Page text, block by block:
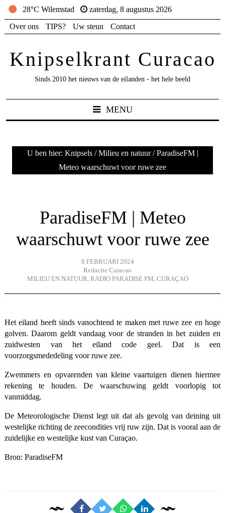
28°C Wilemstad
zaterdag, 8 augustus 2026
Over ons
TIPS? Uw steun Contact
Knipselkrant Curacao
Sinds 2010 het nieuws van de eilanden - het hele beeld
MENU
U ben hier: Knipsels / Milieu en natuur / ParadiseFM |
Meteo waarschuwt voor ruwe zee
ParadiseFM | Meteo
waarschuwt voor ruwe zee
8 FEBRUARI 2024
Redactie Curacao
MILIEU EN NATUUR, RADIO PARADISE FM, CURAÇAO
Het eiland heeft sinds vanochtend te maken met ruwe zee en hoge
golven. Daarom geldt vandaag voor de stranden in het zuiden en
zuidwesten van het eiland code geel. Dat is een
voorzorgsmededeling voor ruwe zee.
Zwemmers en opvarenden van kleine vaartuigen dienen hiermee
rekening te houden. De waarschuwing geldt voorlopig tot
vanmiddag.
De Meteorologische Dienst legt uit dat als gevolg van deining uit
westelijke richting de zeecondities vrij ruw zijn. Dat is vooral aan de
zuidelijke en westelijke kust van Curaçao.
Bron: ParadiseFM